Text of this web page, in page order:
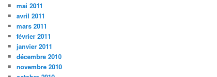
mai 2011
avril 2011
mars 2011
février 2011
janvier 2011
décembre 2010
novembre 2010